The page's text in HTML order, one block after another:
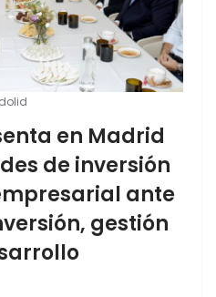
en Madrid
de inversión
ante
gestión